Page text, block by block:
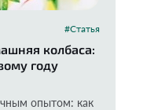
#Статья
колбаса:
году
опытом: как